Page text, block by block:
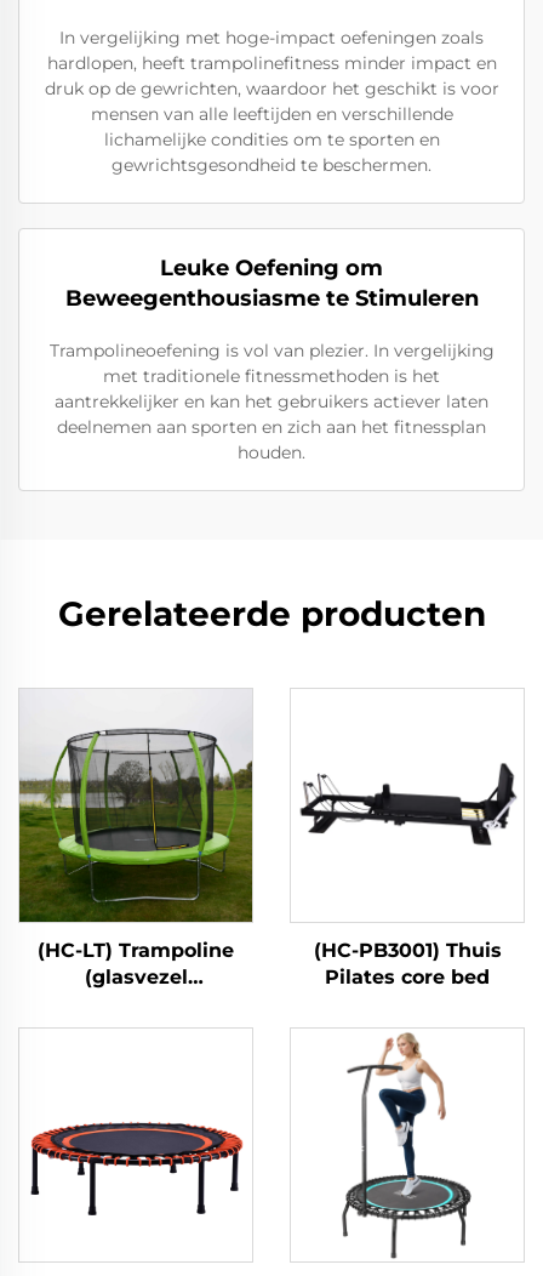
In vergelijking met hoge-impact oefeningen zoals
hardlopen, heeft trampolinefitness minder impact en
druk op de gewrichten, waardoor het geschikt is voor
mensen van alle leeftijden en verschillende
lichamelijke condities om te sporten en
gewrichtsgesondheid te beschermen.
Leuke Oefening om
Beweegenthousiasme te Stimuleren
Trampolineoefening is vol van plezier. In vergelijking
met traditionele fitnessmethoden is het
aantrekkelijker en kan het gebruikers actiever laten
deelnemen aan sporten en zich aan het fitnessplan
houden.
Gerelateerde producten
(HC-LT) Trampoline
(glasvezel
(HC-PB3001) Thuis
Pilates core bed